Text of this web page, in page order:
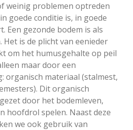
weinig problemen optreden
goede conditie is, in goede
Een gezonde bodem is als
Het is de plicht van eenieder
om het humusgehalte op peil
maar door een
organisch materiaal (stalmest,
Dit organisch
door het bodemleven,
hoofdrol spelen. Naast deze
we ook gebruik van